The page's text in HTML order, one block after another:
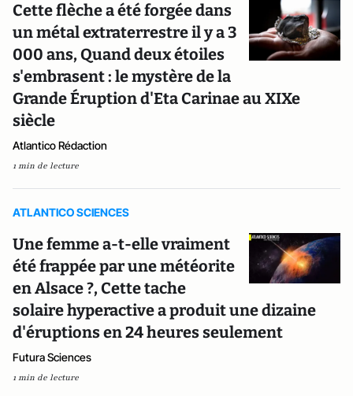
Cette flèche a été forgée dans
un métal extraterrestre il y a 3
000 ans, Quand deux étoiles
s'embrasent : le mystère de la
Grande Éruption d'Eta Carinae au XIXe
siècle
Atlantico Rédaction
1 min de lecture
ATLANTICO SCIENCES
Une femme a-t-elle vraiment
été frappée par une météorite
en Alsace ?, Cette tache
solaire hyperactive a produit une dizaine
d'éruptions en 24 heures seulement
Futura Sciences
1 min de lecture